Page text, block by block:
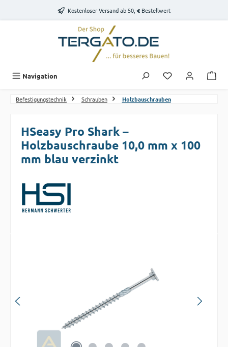
Zum Hauptinhalt springenKostenloser Versand ab 50,-€ Bestellwert
Navigation Du hast 0
Befestigungstechnik Schrauben Holzbauschrauben
HSeasy Pro Shark –
Holzbauschraube 10,0 mm x 100
mm blau verzinkt